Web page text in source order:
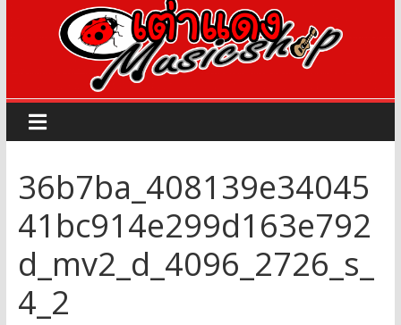
36b7ba_408139e34045
41bc914e299d163e792
d_mv2_d_4096_2726_s_
4_2